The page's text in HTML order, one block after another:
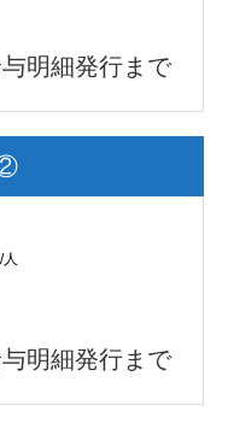
明細発行まで
人
明細発行まで